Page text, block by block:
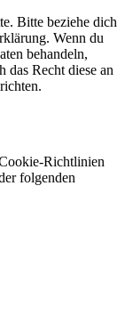
Bitte beziehe dich
Wenn du
behandeln,
das Recht diese an
Richtlinien
folgenden